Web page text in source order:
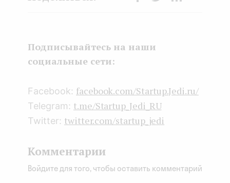
k
Подписывайтесь на наши
социальные сети:
Facebook: facebook.com/Startup.Jedi.ru/
Telegram: t.me/Startup_Jedi_RU
Twitter: twitter.com/startup_jedi
Комментарии
Войдите для того, чтобы оставить комментарий